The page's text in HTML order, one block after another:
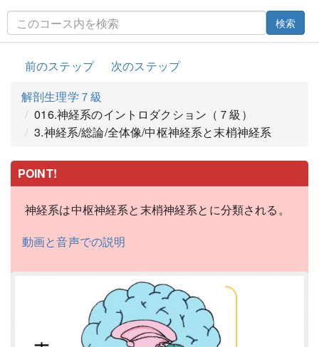
検索
前のステップ
次のステップ
解剖生理学７級
016.神経系のイントロダクション（７級）
3.神経系/総論/全体像/中枢神経系と末梢神経系
POINT!
神経系は中枢神経系と末梢神経系とに分類される。
動画と音声での説明